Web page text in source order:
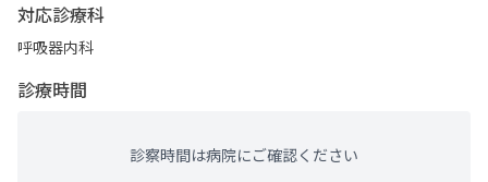
対応診療科
呼吸器内科
診療時間
診察時間は病院にご確認ください